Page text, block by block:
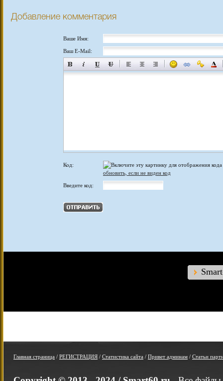
Добавление комментария
Ваше Имя:
Ваш E-Mail:
Код:
обновить, если не виден код
Введите код:
Главная страница / РЕГИСТРАЦИЯ / Статистика сайта / Привет админам / Статьи